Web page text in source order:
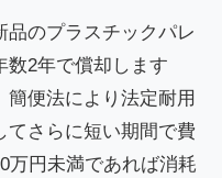
のプラスチックパレ
数2年で償却します
便法により法定耐用
てさらに短い期間で費
万円未満であれば消耗